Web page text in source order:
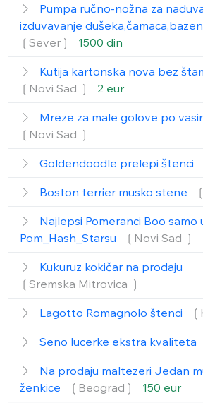
Pumpa ručno-nožna za
izduvavanje
❲Sever❳
1500 din
Kutija kartonska nova bez
❲Novi Sad ❳
2 eur
Mreze za male golove po
❲Novi Sad ❳
Goldendoodle prelepi štenci
Boston terrier musko stene
Najlepsi Pomeranci Boo samo
Pom_Hash_Starsu
❲Novi Sad ❳
Kukuruz kokičar na prodaju
❲Sremska Mitrovica ❳
Lagotto Romagnolo štenci
Seno lucerke ekstra kvaliteta
Na prodaju maltezeri Jedan
ženkice
❲Beograd❳ 150 eur